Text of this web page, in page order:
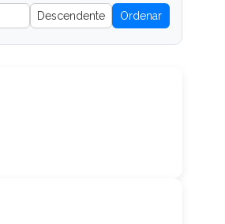
Ordenar